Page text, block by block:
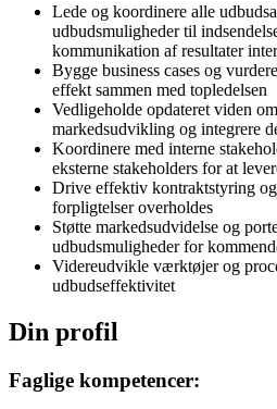
Lede og koordinere alle
udbudsmuligheder til
kommunikation af resultater
Bygge business cases og
effekt sammen med topledelsen
Vedligeholde opdateret viden
markedsudvikling og integrere
Koordinere med interne
eksterne stakeholders for at
Drive effektiv kontraktstyring
forpligtelser overholdes
Støtte markedsudvidelse og
udbudsmuligheder for
Videreudvikle værktøjer og
udbudseffektivitet
Din profil
Faglige kompetencer: